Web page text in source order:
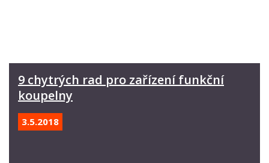
9 chytrých rad pro zařízení funkční
koupelny
3.5.2018